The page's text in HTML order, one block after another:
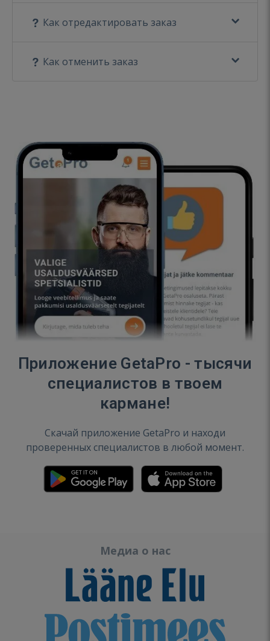
Как отредактировать заказ
Как отменить заказ
Приложение GetaPro - тысячи
специалистов в твоем
кармане!
Скачай приложение GetaPro и находи
проверенных специалистов в любой момент.
Медиа о нас